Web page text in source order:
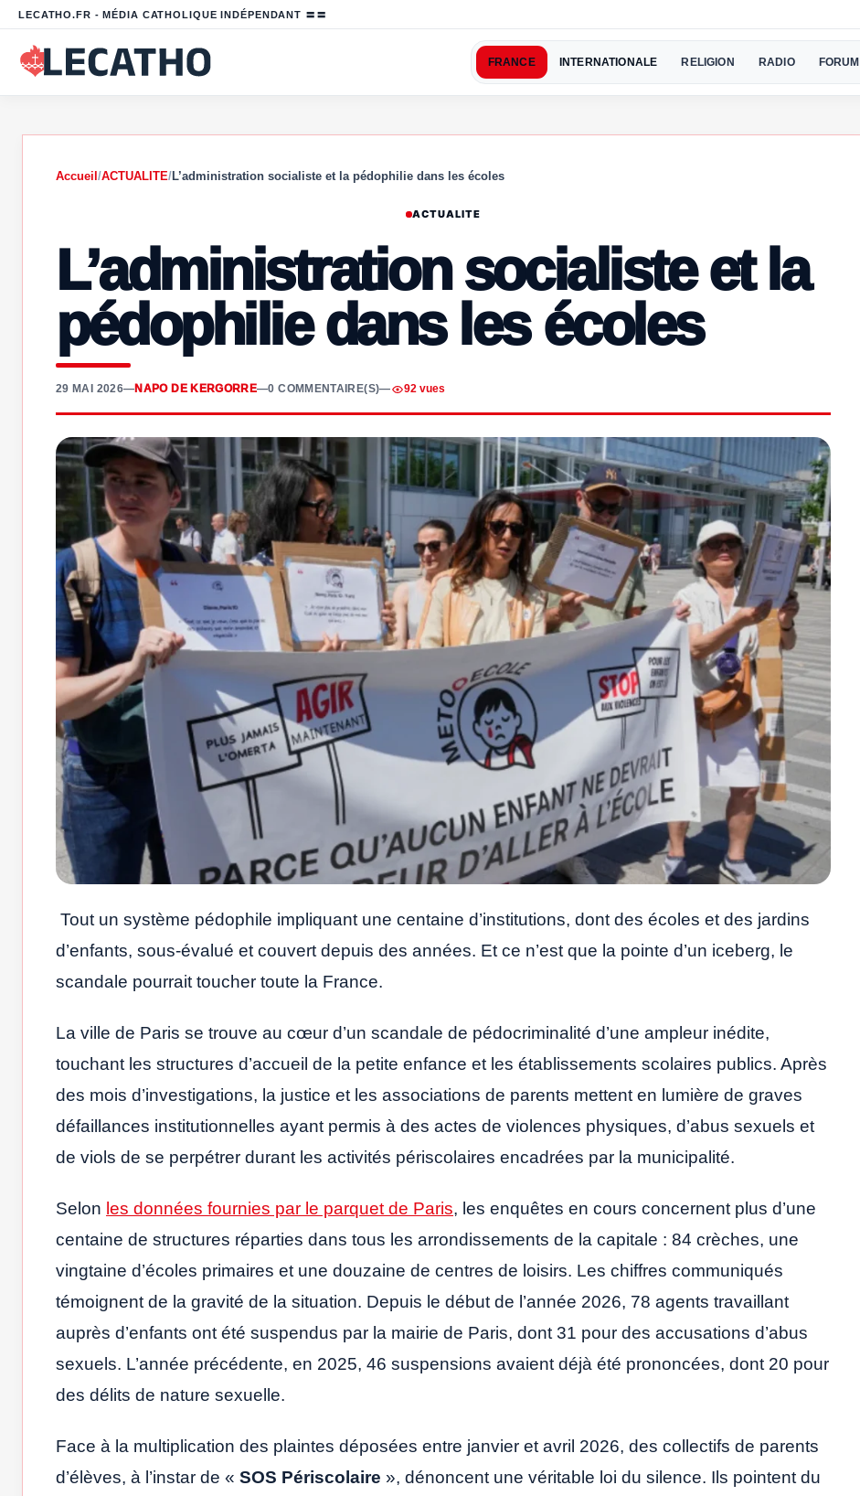
LECATHO.FR - MÉDIA CATHOLIQUE INDÉPENDANT 〓〓
FRANCE INTERNATIONALE RELIGION RADIO FORUM
Accueil /ACTUALITE/L’administration socialiste et la pédophilie dans les écoles
ACTUALITE
L’administration socialiste et la
pédophilie dans les écoles
29 MAI 2026—NAPO DE KERGORRE—0 COMMENTAIRE(S)— 92 vues
Tout un système pédophile impliquant une centaine d’institutions, dont des écoles et des jardins
d’enfants, sous-évalué et couvert depuis des années. Et ce n’est que la pointe d’un iceberg, le
scandale pourrait toucher toute la France.
La ville de Paris se trouve au cœur d’un scandale de pédocriminalité d’une ampleur inédite,
touchant les structures d’accueil de la petite enfance et les établissements scolaires publics. Après
des mois d’investigations, la justice et les associations de parents mettent en lumière de graves
défaillances institutionnelles ayant permis à des actes de violences physiques, d’abus sexuels et
de viols de se perpétrer durant les activités périscolaires encadrées par la municipalité.
Selon les données fournies par le parquet de Paris, les enquêtes en cours concernent plus d’une
centaine de structures réparties dans tous les arrondissements de la capitale : 84 crèches, une
vingtaine d’écoles primaires et une douzaine de centres de loisirs. Les chiffres communiqués
témoignent de la gravité de la situation. Depuis le début de l’année 2026, 78 agents travaillant
auprès d’enfants ont été suspendus par la mairie de Paris, dont 31 pour des accusations d’abus
sexuels. L’année précédente, en 2025, 46 suspensions avaient déjà été prononcées, dont 20 pour
des délits de nature sexuelle.
Face à la multiplication des plaintes déposées entre janvier et avril 2026, des collectifs de parents
d’élèves, à l’instar de « SOS Périscolaire », dénoncent une véritable loi du silence. Ils pointent du